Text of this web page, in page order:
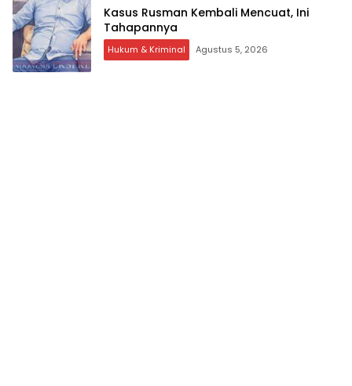
Kasus Rusman Kembali Mencuat, Ini
Tahapannya
Hukum & Kriminal Agustus 5, 2026